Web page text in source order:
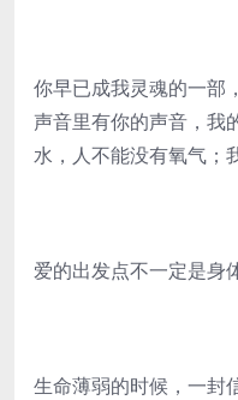
你早已成我灵魂的一部
声音里有你的声音，我
水，人不能没有氧气；
爱的出发点不一定是身
生命薄弱的时候，一封